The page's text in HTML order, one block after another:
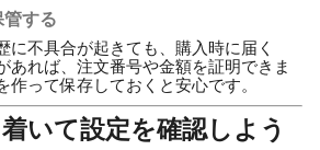
する
に不具合が起きても、購入時に届く
あれば、注文番号や金額を証明できま
作って保存しておくと安心です。
いて設定を確認しよう